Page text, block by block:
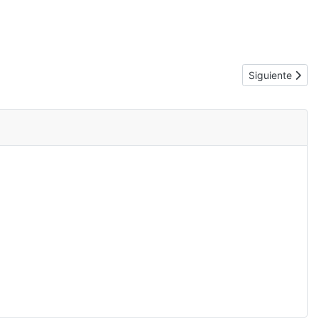
Artículo
Siguiente